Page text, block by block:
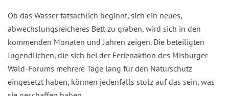
Ob das Wasser tatsächlich beginnt, sich ein neues,
abwechslungsreicheres Bett zu graben, wird sich in den
kommenden Monaten und Jahren zeigen. Die beteiligten
Jugendlichen, die sich bei der Ferienaktion des Misburger
Wald-Forums mehrere Tage lang für den Naturschutz
eingesetzt haben, können jedenfalls stolz auf das sein, was